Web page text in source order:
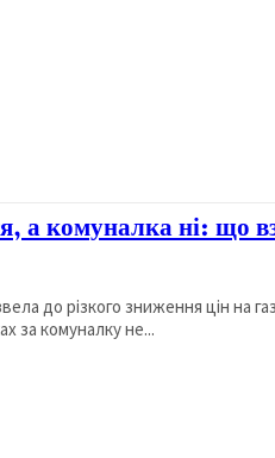
а комуналка ні: що
до різкого зниження цін на
за комуналку не...